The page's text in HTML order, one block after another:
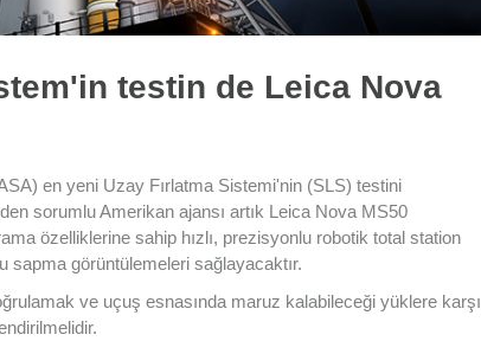
testin de Leica Nova
en yeni Uzay Fırlatma Sistemi'nin (SLS) testini
sorumlu Amerikan ajansı artık Leica Nova MS50
özelliklerine sahip hızlı, prezisyonlu robotik total station
sapma görüntülemeleri sağlayacaktır.
ve uçuş esnasında maruz kalabileceği yüklere karşı